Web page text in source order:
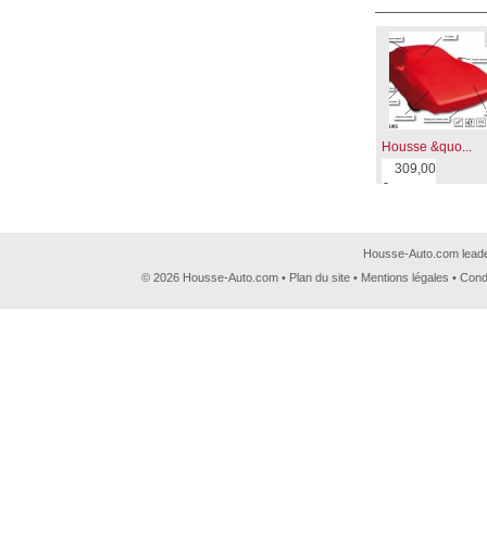
Housse &quo...
309,00
€
Housse-Auto.com
© 2026 Housse-Auto.com • Plan du site • Mentions légales •